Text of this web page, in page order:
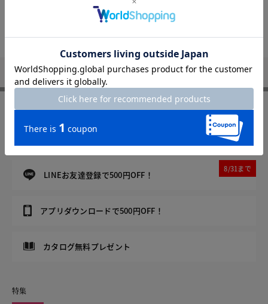
トップページへ
DoCLASSE Not Found
FOLLOW US
8/31まで
LINEお友達登録で500円OFF！
8/31まで
アプリダウンロードで500円OFF！
カタログ無料プレゼント
特集